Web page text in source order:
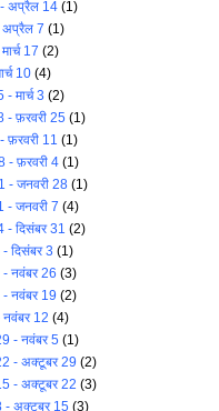
अप्रैल 14 (1)
अप्रैल 7 (1)
17 (2)
10 (4)
- मार्च 3 (2)
- फ़रवरी 25 (1)
फ़रवरी 11 (1)
- फ़रवरी 4 (1)
- जनवरी 28 (1)
- जनवरी 7 (4)
- दिसंबर 31 (2)
दिसंबर 3 (1)
नवंबर 26 (3)
नवंबर 19 (2)
नवंबर 12 (4)
- नवंबर 5 (1)
- अक्टूबर 29 (2)
- अक्टूबर 22 (3)
- अक्टूबर 15 (3)